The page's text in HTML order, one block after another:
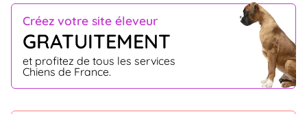
Créez votre site éleveur
GRATUITEMENT
et profitez de tous les services
Chiens de France.